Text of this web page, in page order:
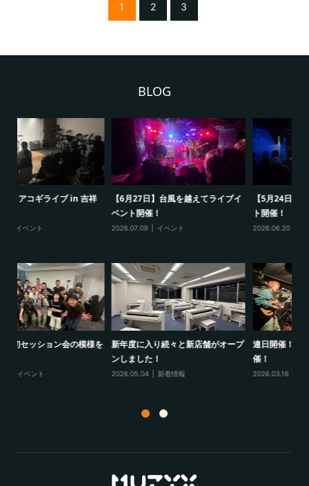
1 2 3
BLOG
【6月27日】台風を越えてライブイ
2026.07.09
【5月24日】MUZYXライブイベン
2026.06.20
新年度に入り続々と新店舗がオープ
2026.05.04
連日開催！セッションイベント開
2026.03.16